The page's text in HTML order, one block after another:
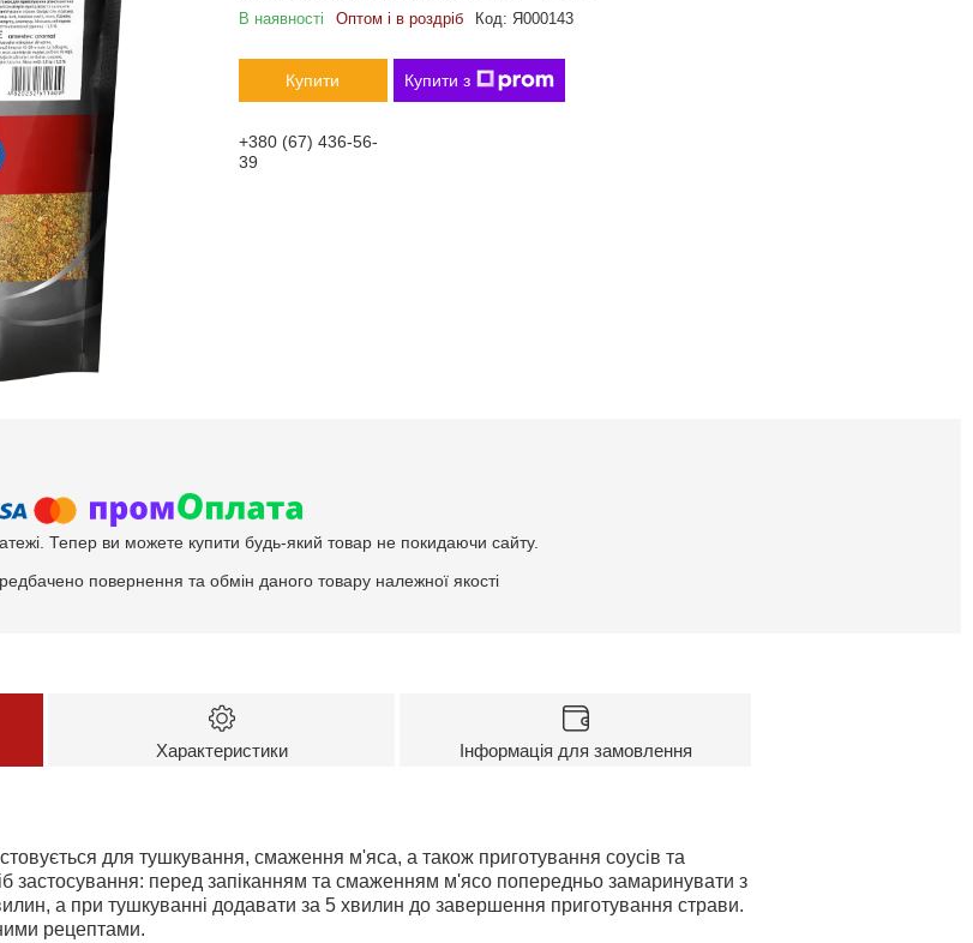
В наявності
Оптом і в роздріб Код: Я000143
Купити Купити з
+380 (67) 436-56-
39
Тепер ви можете купити будь-який товар не покидаючи сайту.
повернення та обмін даного товару належної якості
Характеристики Інформація для замовлення
для тушкування, смаження м'яса, а також приготування соусів та
застосування: перед запіканням та смаженням м'ясо попередньо замаринувати з
а при тушкуванні додавати за 5 хвилин до завершення приготування страви.
рецептами.